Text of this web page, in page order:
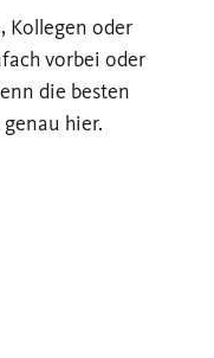
Kollegen oder
vorbei oder
die besten
hier.